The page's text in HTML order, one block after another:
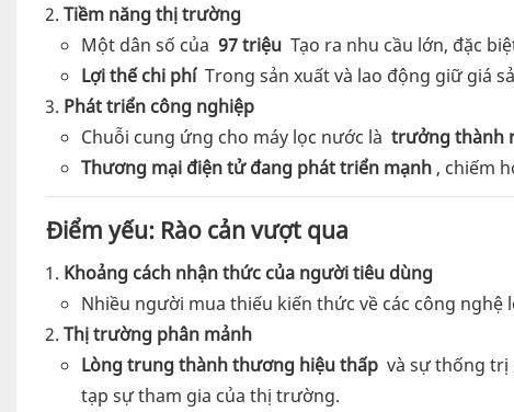
Tiềm năng thị trường
Một dân số của 97 triệu Tạo ra nhu cầu lớn, đặc
Lợi thế chi phí Trong sản xuất và lao động giữ giá
Phát triển công nghiệp
Chuỗi cung ứng cho máy lọc nước là trưởng thành
Thương mại điện tử đang phát triển mạnh , chiếm
Điểm yếu: Rào cản vượt qua
Khoảng cách nhận thức của người tiêu dùng
Nhiều người mua thiếu kiến ​​thức về các công nghệ
Thị trường phân mảnh
Lòng trung thành thương hiệu thấp và sự thống trị
tạp sự tham gia của thị trường.